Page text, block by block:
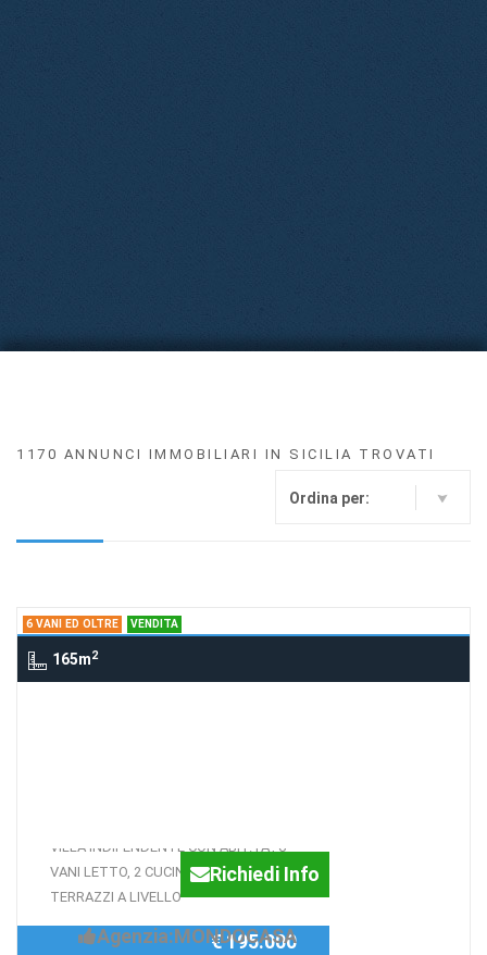
1170 ANNUNCI IMMOBILIARI IN SICILIA TROVATI
Ordina per:
6 VANI ED OLTRE VENDITA
165m2
VILLA INDIPENDENTE CON ABIT.TA', 6
VANI LETTO, 2 CUCINE E 3 BAGNI, 2
TERRAZZI A LIVELLO
Richiedi Info
Agenzia:MONDOCASA
€ 195.000